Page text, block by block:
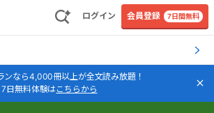
ログイン 会員登録 7日間無料
ンなら4,000冊以上が全文読み放題！
7日無料体験はこちらから